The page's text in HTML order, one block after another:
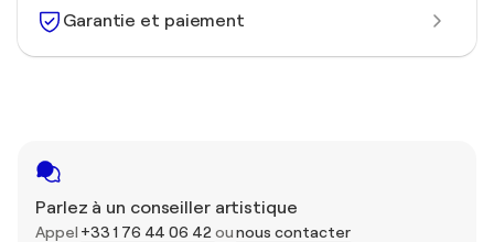
Garantie et paiement
Parlez à un conseiller artistique
Appel +33 1 76 44 06 42 ounous contacter